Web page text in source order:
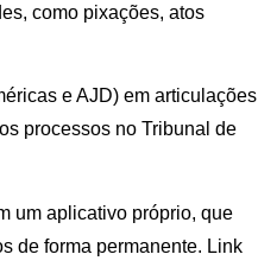
como pixações, atos
e AJD) em articulações
processos no Tribunal de
um aplicativo próprio, que
de forma permanente. Link